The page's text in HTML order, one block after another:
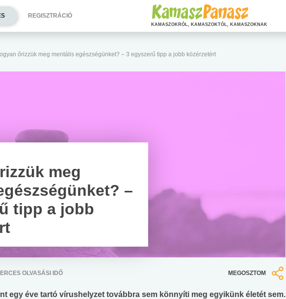
őrizzük meg mentális egészségünket? – 3 egyszerű tipp a jobb közérzetért
meg
–
tipp a jobb
OLVASÁSI IDŐ MEGOSZTOM
egy éve tartó vírushelyzet továbbra sem könnyíti meg egyikünk életét sem.
REGISZTRÁCIÓ
KAMASZOKRÓL, KAMASZOKTÓL, KAMASZOKNAK